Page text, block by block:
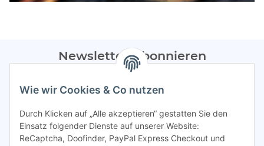
Newsletter Abonnieren
Bitte sendet mir entsprechend eurer
regelmäßig Infos zu euren Aktionen per E-Mail zu.
Abonnieren
Spamschutz aktiv
Wie wir Cookies & Co nutzen
Durch Klicken auf „Alle akzeptieren“ gestatten Sie den
Einsatz folgender Dienste auf unserer Website:
ReCaptcha, Doofinder, PayPal Express Checkout und